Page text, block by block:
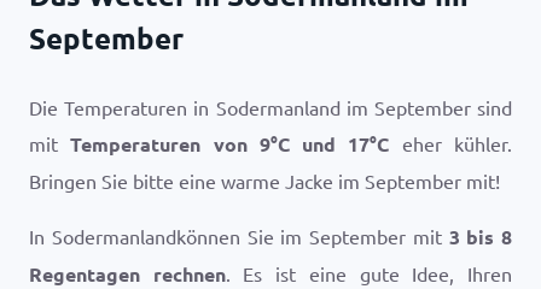
September
Die Temperaturen in Sodermanland im September sind
mitTemperaturen von 9°Cund 17°C eher kühler.
Bringen Sie bitte eine warme Jacke im September mit!
In Sodermanlandkönnen Sie im September mit 3 bis 8
Regentagen rechnen. Es ist eine gute Idee, Ihren